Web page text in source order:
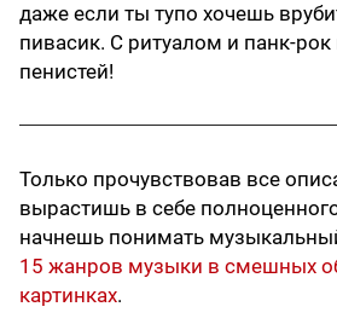
даже если ты тупо хочешь
пивасик. С ритуалом и панк-
пенистей!
Только прочувствовав все
вырастишь в себе
начнешь понимать
15 жанров музыки в смешных
картинках.